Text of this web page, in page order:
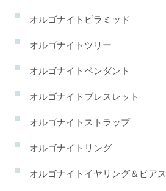
オルゴナイトピラミッド
オルゴナイトツリー
オルゴナイトペンダント
オルゴナイトブレスレット
オルゴナイトストラップ
オルゴナイトリング
オルゴナイトイヤリング＆ピアス